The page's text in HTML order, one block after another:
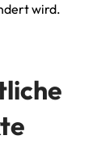
wird.